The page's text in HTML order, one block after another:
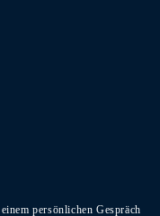
persönlichen Gespräch